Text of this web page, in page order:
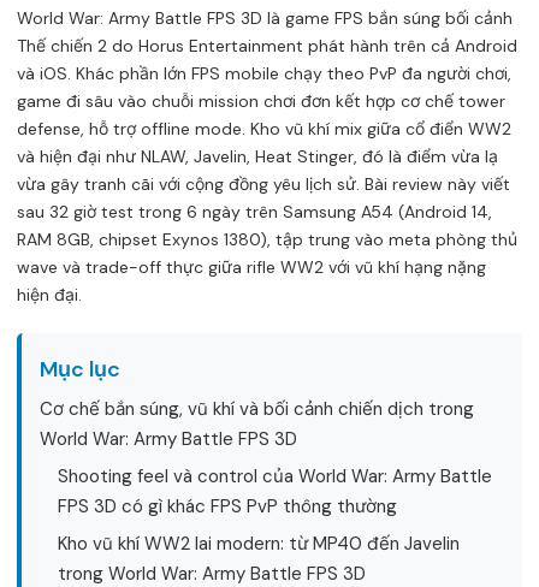
World War: Army Battle FPS 3D là game FPS bắn súng bối cảnh
Thế chiến 2 do Horus Entertainment phát hành trên cả Android
và iOS. Khác phần lớn FPS mobile chạy theo PvP đa người chơi,
game đi sâu vào chuỗi mission chơi đơn kết hợp cơ chế tower
defense, hỗ trợ offline mode. Kho vũ khí mix giữa cổ điển WW2
và hiện đại như NLAW, Javelin, Heat Stinger, đó là điểm vừa lạ
vừa gây tranh cãi với cộng đồng yêu lịch sử. Bài review này viết
sau 32 giờ test trong 6 ngày trên Samsung A54 (Android 14,
RAM 8GB, chipset Exynos 1380), tập trung vào meta phòng thủ
wave và trade-off thực giữa rifle WW2 với vũ khí hạng nặng
hiện đại.
Mục lục
Cơ chế bắn súng, vũ khí và bối cảnh chiến dịch trong
World War: Army Battle FPS 3D
Shooting feel và control của World War: Army Battle
FPS 3D có gì khác FPS PvP thông thường
Kho vũ khí WW2 lai modern: từ MP40 đến Javelin
trong World War: Army Battle FPS 3D